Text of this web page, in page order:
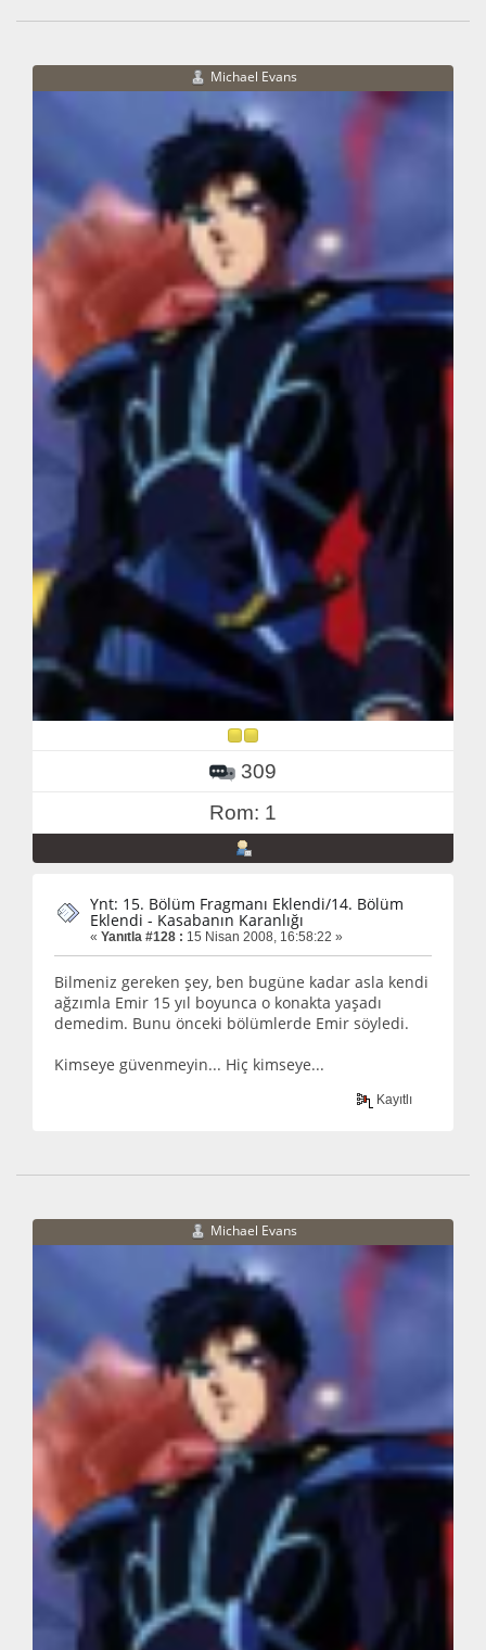
Michael Evans
309
Rom: 1
Ynt: 15. Bölüm Fragmanı Eklendi/14. Bölüm
Eklendi - Kasabanın Karanlığı
« Yanıtla #128 : 15 Nisan 2008, 16:58:22 »
Bilmeniz gereken şey, ben bugüne kadar asla kendi
ağzımla Emir 15 yıl boyunca o konakta yaşadı
demedim. Bunu önceki bölümlerde Emir söyledi.
Kimseye güvenmeyin... Hiç kimseye...
Kayıtlı
Michael Evans